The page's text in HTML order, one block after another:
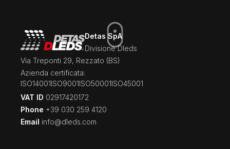
Detas SpA
Divisione Dleds
Via Treponti 29, Rezzato (BS)
Azienda certificata:
ISO14001ISO9001ISO50001ISO45001
VAT ID 02917420172
Phone +39 030 259 4120
Email info@dleds.com